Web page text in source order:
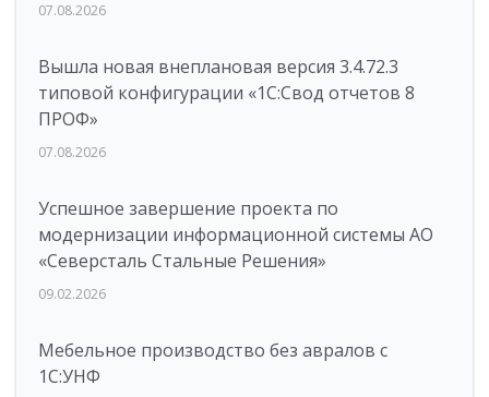
07.08.2026
Вышла новая внеплановая версия 3.4.72.3
типовой конфигурации «1C:Свод отчетов 8
ПРОФ»
07.08.2026
Успешное завершение проекта по
модернизации информационной системы АО
«Северсталь Стальные Решения»
09.02.2026
Мебельное производство без авралов с
1С:УНФ